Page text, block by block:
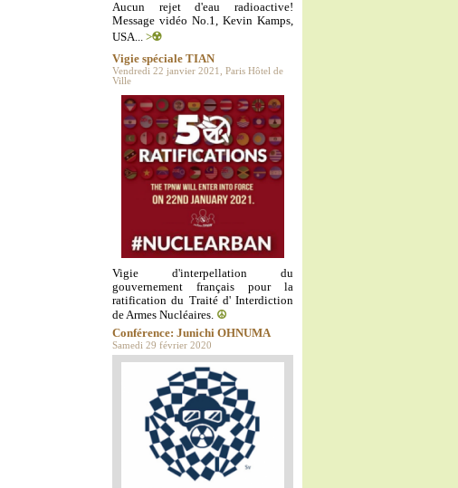
Aucun rejet d'eau radioactive!
Message vidéo No.1, Kevin Kamps,
USA... >☢️
Vigie spéciale TIAN
Vendredi 22 janvier 2021, Paris Hôtel de
Ville
Vigie d'interpellation du
gouvernement français pour la
ratification du Traité d' Interdiction
de Armes Nucléaires. ☮️
Conférence: Junichi OHNUMA
Samedi 29 février 2020